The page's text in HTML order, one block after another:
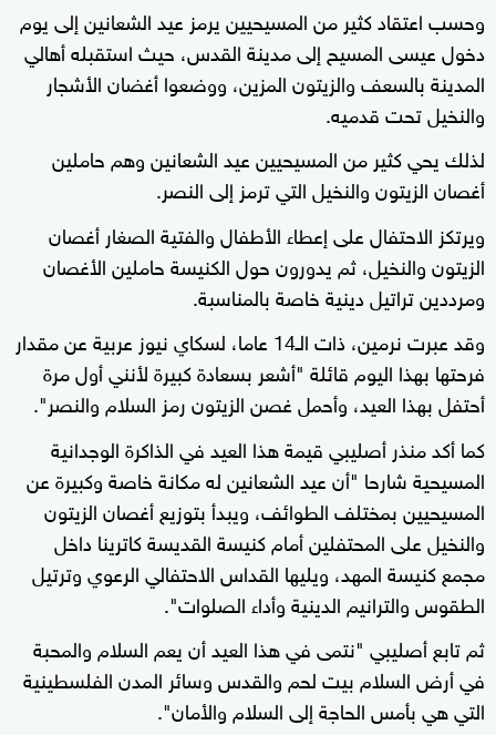
وحسب اعتقاد كثير من المسيحيين يرمز عيد الشعانين إلى يوم
دخول عيسى المسيح إلى مدينة القدس، حيث استقبله أهالي
المدينة بالسعف والزيتون المزين، ووضعوا أغضان الأشجار
والنخيل تحت قدميه.
لذلك يحي كثير من المسيحيين عيد الشعانين وهم حاملين
أغصان الزيتون والنخيل التي ترمز إلى النصر.
ويرتكز الاحتفال على إعطاء الأطفال والفتية الصغار أغصان
الزيتون والنخيل، ثم يدورون حول الكنيسة حاملين الأغصان
ومرددين تراتيل دينية خاصة بالمناسبة.
وقد عبرت نرمين، ذات الـ14 عاما، لسكاي نيوز عربية عن مقدار
فرحتها بهذا اليوم قائلة "أشعر بسعادة كبيرة لأنني أول مرة
أحتفل بهذا العيد، وأحمل غصن الزيتون رمز السلام والنصر".
كما أكد منذر أصليبي قيمة هذا العيد في الذاكرة الوجدانية
المسيحية شارحا "أن عيد الشعانين له مكانة خاصة وكبيرة عن
المسيحيين بمختلف الطوائف، ويبدأ بتوزيع أغصان الزيتون
والنخيل على المحتفلين أمام كنيسة القديسة كاترينا داخل
مجمع كنيسة المهد، ويليها القداس الاحتفالي الرعوي وترتيل
الطقوس والترانيم الدينية وأداء الصلوات".
ثم تابع أصليبي "نتمى في هذا العيد أن يعم السلام والمحبة
في أرض السلام بيت لحم والقدس وسائر المدن الفلسطينية
التي هي بأمس الحاجة إلى السلام والأمان".